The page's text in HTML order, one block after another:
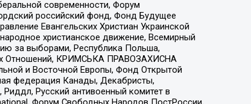
современности, Форум
российский фонд, Фонд Будущее
Евангельских Христиан Украинской
христианское движение, Всемирный
за выборами, Республика Польша,
Отношений, КРИМСЬКА ПРАВОЗАХИСНА
и Восточной Европы, Фонд Открытой
федерация Канады, Декабристы,
Русский антивоенный комитет в